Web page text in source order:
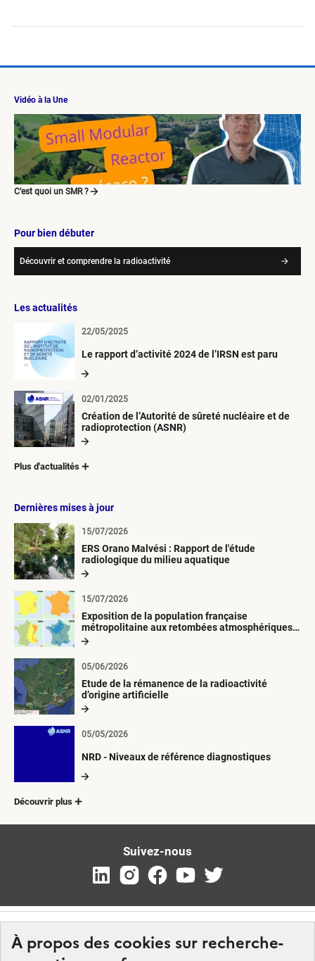
À propos des cookies sur recherche-
Vidéo à la Une
C’est quoi un SMR ?
Pour bien débuter
Découvrir et comprendre la radioactivité
Les actualités
Le rapport d’activité 2024 de l’IRSN est paru
22/05/2025
Création de l’Autorité de sûreté nucléaire et de
radioprotection (ASNR)
02/01/2025
Plus d'actualités
Dernières mises à jour
ERS Orano Malvési : Rapport de l'étude
radiologique du milieu aquatique
15/07/2026
Exposition de la population française
métropolitaine aux retombées atmosphériques
radioactives depuis 1945
15/07/2026
Etude de la rémanence de la radioactivité
d’origine artificielle
05/06/2026
NRD - Niveaux de référence diagnostiques
05/05/2026
Découvrir plus
Suivez-nous